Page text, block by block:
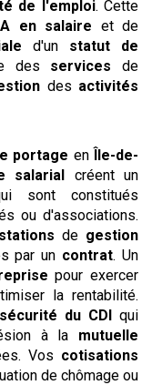
de l'emploi. Cette
en salaire et de
d'un statut de
des servicesde
des activités
portage en Île-de-
salarial créent un
sont constitués
ou d'associations.
de gestion
par un contrat. Un
pour exercer
la rentabilité.
du CDI qui
à la mutuelle
Vos cotisations
de chômage ou